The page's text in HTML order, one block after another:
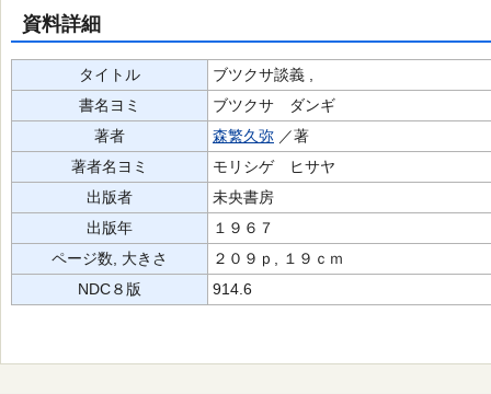
資料詳細
タイトル
ブツクサ談義 ,
書名ヨミ
ブツクサ ダンギ
著者
森繁久弥 ／著
著者名ヨミ
モリシゲ ヒサヤ
出版者
未央書房
出版年
１９６７
ページ数, 大きさ
２０９ｐ, １９ｃｍ
NDC８版
914.6